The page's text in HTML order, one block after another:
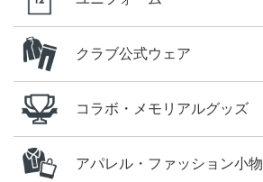
クラブ公式ウェア
コラボ・メモリアルグッズ
アパレル・ファッション小物